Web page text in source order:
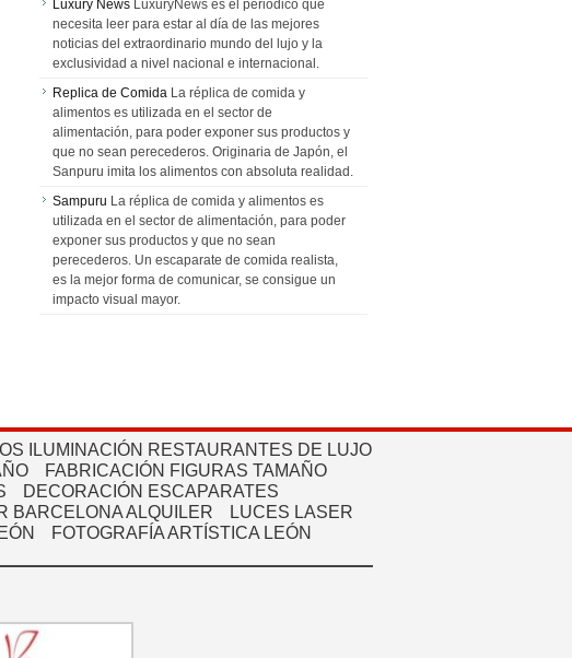
Luxury News LuxuryNews es el periódico que
necesita leer para estar al día de las mejores
noticias del extraordinario mundo del lujo y la
exclusividad a nivel nacional e internacional.
Replica de Comida La réplica de comida y
alimentos es utilizada en el sector de
alimentación, para poder exponer sus productos y
que no sean perecederos. Originaria de Japón, el
Sanpuru imita los alimentos con absoluta realidad.
Sampuru La réplica de comida y alimentos es
utilizada en el sector de alimentación, para poder
exponer sus productos y que no sean
perecederos. Un escaparate de comida realista,
es la mejor forma de comunicar, se consigue un
impacto visual mayor.
ILUMINACIÓN RESTAURANTES DE LUJO
FABRICACIÓN FIGURAS TAMAÑO
DECORACIÓN ESCAPARATES
BARCELONA ALQUILER
LUCES LASER
FOTOGRAFÍA ARTÍSTICA LEÓN